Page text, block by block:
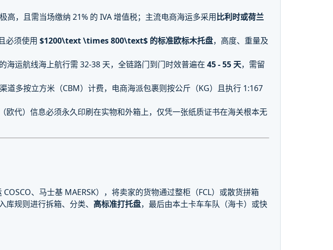
高，且需当场缴纳 21% 的 IVA 增值税；主流电商海运多采用比利时或荷兰
必须使用 $1200\text\times 800\text$ 的标准欧标木托盘，高度、重量及
运航线海上航行需 32-38 天，全链路门到门时效普遍在 45 - 55 天，需留
道多按立方米（CBM）计费，电商海派包裹则按公斤（KG）且执行 1:167
欧代）信息必须永久印刷在实物和外箱上，仅凭一张纸质证书在海关根本无
、马士基 MAERSK），将卖家的货物通过整柜（FCL）或散货拼箱
库规则进行拆箱、分类、 高标准打托盘，最后由本土卡车车队（海卡）或快